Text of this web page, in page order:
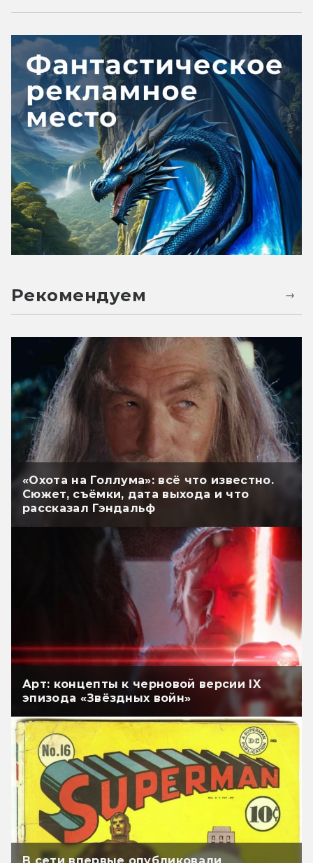
Рекомендуем
«Охота на Голлума»: всё что известно.
Сюжет, съёмки, дата выхода и что
рассказал Гэндальф
Арт: концепты к черновой версии IX
эпизода «Звёздных войн»
В сети впервые опубликовали